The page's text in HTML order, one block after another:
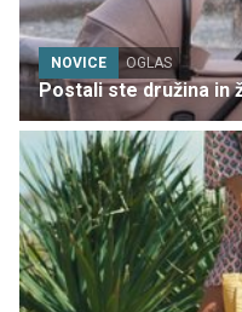
NOVICE OGLAS
Postali ste družina in